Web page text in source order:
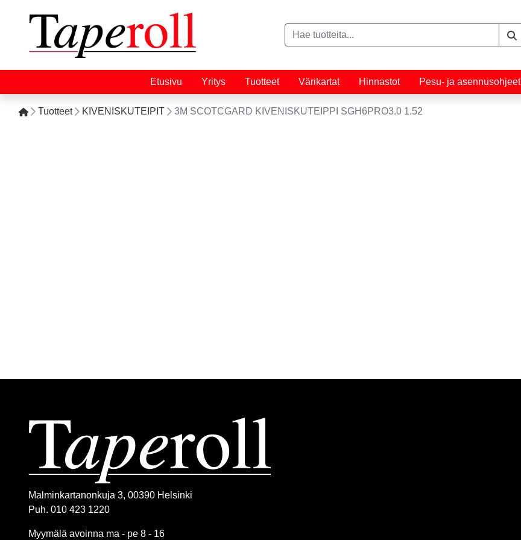
Etusivu Yritys Tuotteet Värikartat Hinnastot Pesu- ja asennusohjeet
Tuotteet KIVENISKUTEIPIT 3M SCOTCGARD KIVENISKUTEIPPI SGH6PRO3.0 1.52
Malminkartanonkuja 3, 00390 Helsinki
Puh. 010 423 1220
Myymälä avoinna ma - pe 8 - 16